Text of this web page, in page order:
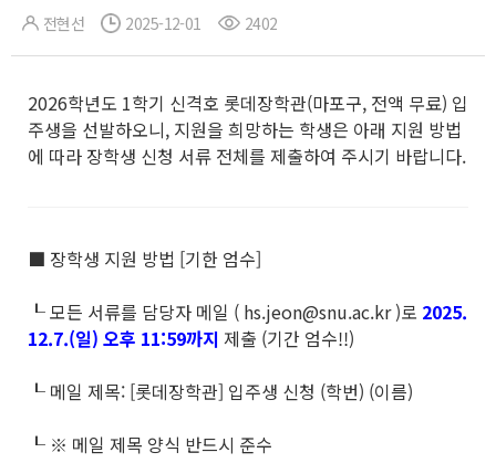
전현선 2025-12-01 2402
2026학년도 1학기 신격호 롯데장학관(마포구, 전액 무료) 입
주생을 선발하오니, 지원을 희망하는 학생은 아래 지원 방법
에 따라 장학생 신청 서류 전체를 제출하여 주시기 바랍니다.
■ 장학생 지원 방법 [기한 엄수]
┖ 모든 서류를 담당자 메일 ( hs.jeon@snu.ac.kr )로 2025.
12.7.(일) 오후 11:59까지 제출 (기간 엄수!!)
┖ 메일 제목: [롯데장학관] 입주생 신청 (학번) (이름)
┖ ※ 메일 제목 양식 반드시 준수